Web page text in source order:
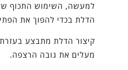
למעשה, השימוש התכוף
הדלת בכדי להפוך את
קיצור הדלת מתבצע
מעלים את גובה הרצפה.